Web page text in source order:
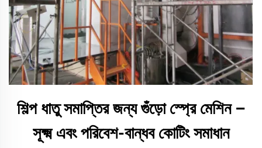
শিল্প ধাতু সমাপ্তির জন্য গুঁড়ো স্প্রে মেশিন –
সূক্ষ্ম এবং পরিবেশ-বান্ধব কোটিং সমাধান